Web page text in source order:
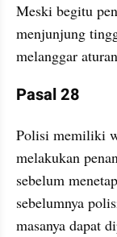
Meski begitu
menjunjung
melanggar
Pasal 28
Polisi memiliki
melakukan
sebelum
sebelumnya
masanya dapat